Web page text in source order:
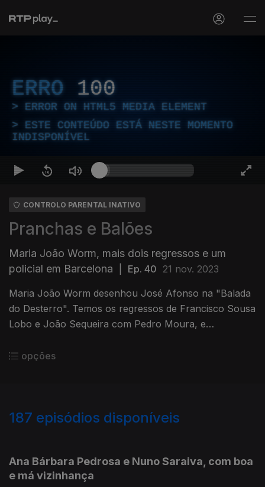
ERRO 100
ERROR ON HTML5 MEDIA ELEMENT
ESTE CONTEÚDO ESTÁ NESTE MOMENTO
INDISPONÍVEL
CONTROLO PARENTAL INATIVO
Pranchas e Balões
Maria João Worm, mais dois regressos e um
policial em Barcelona
Ep. 40 21 nov. 2023
Maria João Worm desenhou José Afonso na "Balada
do Desterro". Temos os regressos de Francisco Sousa
Lobo e João Sequeira com Pedro Moura, e
Ricci na Cidade Proibida".
opções
187 episódios disponíveis
Ana Bárbara Pedrosa e Nuno Saraiva, com boa
e má vizinhança